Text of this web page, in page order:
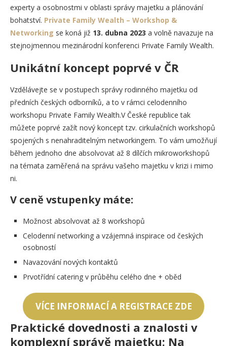
experty a osobnostmi v oblasti správy majetku a plánování
bohatství. Private Family Wealth – Workshop &
Networking se koná již 13. dubna 2023 a volně navazuje na
stejnojmennou mezinárodní konferenci Private Family Wealth.
Unikátní koncept poprvé v ČR
Vzdělávejte se v postupech správy rodinného majetku od
předních českých odborníků, a to v rámci celodenního
workshopu Private Family Wealth.V České republice tak
můžete poprvé zažít nový koncept tzv. cirkulačních workshopů
spojených s nenahraditelným networkingem. To vám umožňují
během jednoho dne absolvovat až 8 dílčích mikroworkshopů
na témata zaměřená na správu vašeho majetku v krizi i mimo
ni.
V ceně vstupenky máte:
Možnost absolvovat až 8 workshopů
Celodenní networking a vzájemná inspirace od českých
osobností
Navazování nových kontaktů
Prvotřídní catering v průběhu celého dne + oběd
VÍCE INFORMACÍ A REGISTRACE ZDE
Praktické dovednosti a znalosti v
komplexní správě majetku: Na